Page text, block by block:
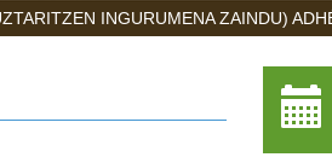
INGURUMENA ZAINDU)